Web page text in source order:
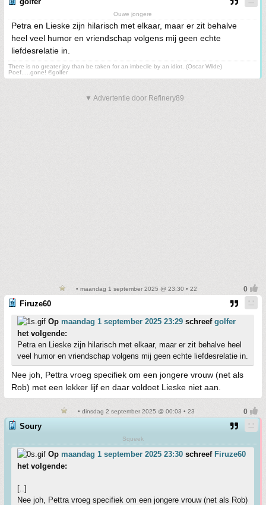
Ouwe jongere
Petra en Lieske zijn hilarisch met elkaar, maar er zit behalve
heel veel humor en vriendschap volgens mij geen echte
liefdesrelatie in.
There is no greater joy than be taken for an imbecile by an idiot. (Oscar Wilde)
Poef.....gone! ©golfer
▼ Advertentie door Refinery89
• maandag 1 september 2025 @ 23:30 • 22
Firuze60
Op maandag 1 september 2025 23:29 schreef golfer
het volgende:
Petra en Lieske zijn hilarisch met elkaar, maar er zit behalve heel
veel humor en vriendschap volgens mij geen echte liefdesrelatie in.
Nee joh, Pettra vroeg specifiek om een jongere vrouw (net als
Rob) met een lekker lijf en daar voldoet Lieske niet aan.
• dinsdag 2 september 2025 @ 00:03 • 23
Soury
Squeek
Op maandag 1 september 2025 23:30 schreef Firuze60
het volgende:
[..]
Nee joh, Pettra vroeg specifiek om een jongere vrouw (net als Rob)